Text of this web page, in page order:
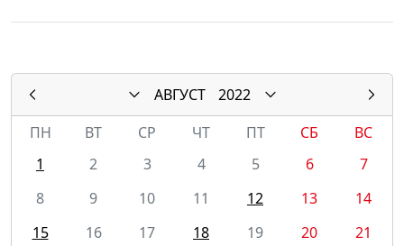
АВГУСТ
2022
ПН
ВТ СР ЧТ ПТ СБ
ВС
1
2 3 4 5 6
7
8
9 10 11 12 13
14
15
16 17 18 19 20
21